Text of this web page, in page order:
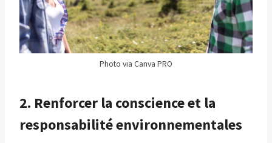
Photo via Canva PRO
2. Renforcer la conscience et la
responsabilité environnementales